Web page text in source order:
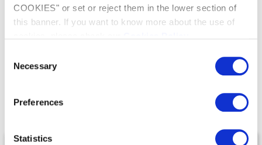
COOKIES" or set or reject them in the lower section of
this banner. If you want to know more about the use of
Selection
Necessary
Preferences
Statistics